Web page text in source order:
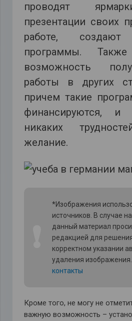
проводят
презентации своих
работе, создают
программы. Также
возможность
работы в других
причем такие
финансируются, и
никаких
желание.
*Изображения
источников. В случае
данный материал
редакцией для
корректном указании
удаления изображения.
контакты
Кроме того, не могу не
важную возможность –